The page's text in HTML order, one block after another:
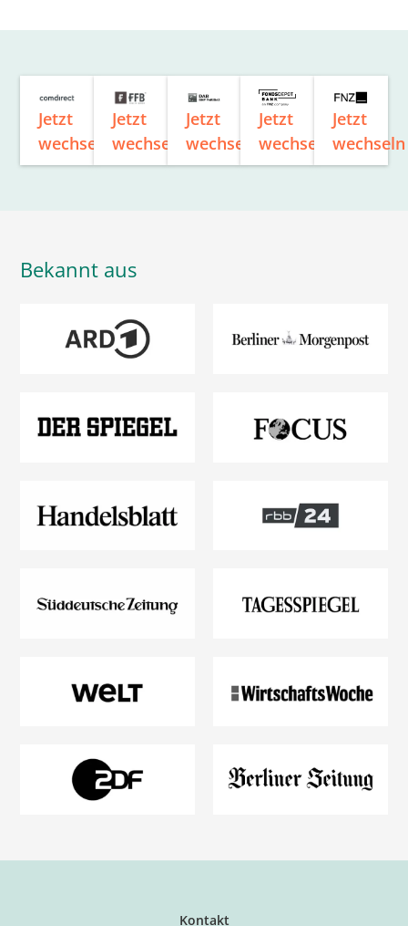
Jetzt
wechseln
Jetzt
wechseln
Jetzt
wechseln
Jetzt
wechseln
Jetzt
wechseln
Bekannt aus
Kontakt